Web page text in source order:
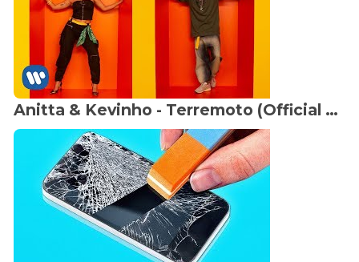
Anitta & Kevinho - Terremoto (Official Music Video)